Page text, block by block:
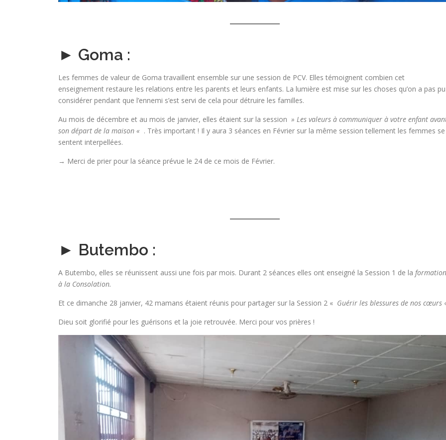
► Goma :
Les femmes de valeur de Goma travaillent ensemble sur une session de PCV. Elles témoignent combien cet
enseignement restaure les relations entre les parents et leurs enfants. La lumière est mise sur les choses qu’on a pas pu
considérer pendant que l’ennemi s’est servi de cela pour détruire les familles.
Au mois de décembre et au mois de janvier, elles étaient sur la session » Les valeurs à communiquer à votre enfant
son départ de la maison « . Très important ! Il y aura 3 séances en Février sur la même session tellement les femmes se
sentent interpellées.
→ Merci de prier pour la séance prévue le 24 de ce mois de Février.
► Butembo :
A Butembo, elles se réunissent aussi une fois par mois. Durant 2 séances elles ont enseigné la Session 1 de la formation
à la Consolation.
Et ce dimanche 28 janvier, 42 mamans étaient réunis pour partager sur la Session 2 « Guérir les blessures de nos cœurs
Dieu soit glorifié pour les guérisons et la joie retrouvée. Merci pour vos prières !